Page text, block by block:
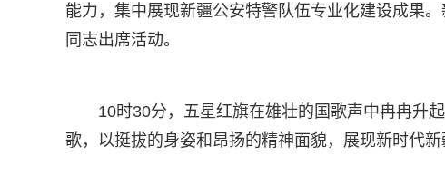
能力，集中展现新疆公安特警队伍专业化建设成果
同志出席活动。
10时30分，五星红旗在雄壮的国歌声中冉冉升
歌，以挺拔的身姿和昂扬的精神面貌，展现新时代